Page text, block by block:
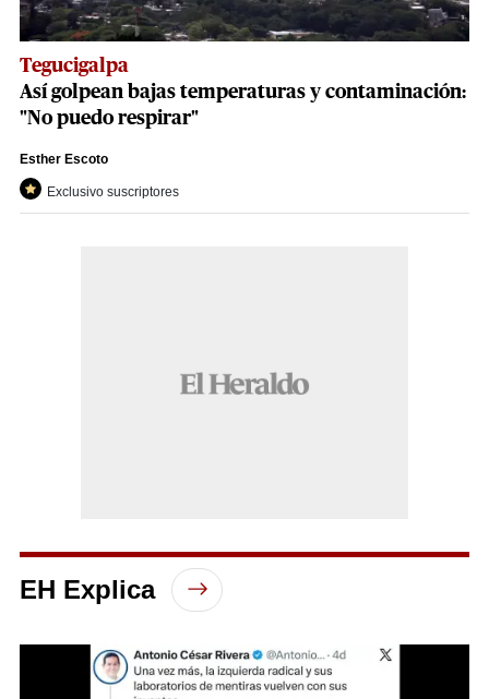
Tegucigalpa
Así golpean bajas temperaturas y contaminación:
"No puedo respirar"
Esther Escoto
Exclusivo suscriptores
EH Explica